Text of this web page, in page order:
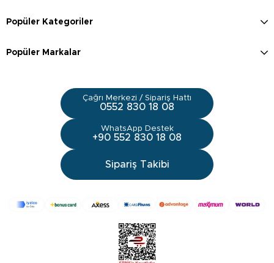
Popüler Kategoriler
Popüler Markalar
Çağrı Merkezi / Sipariş Hattı
0552 830 18 08
WhatsApp Destek
+90 552 830 18 08
Sipariş Takibi